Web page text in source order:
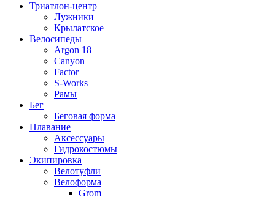
Триатлон-центр
Лужники
Крылатское
Велосипеды
Argon 18
Canyon
Factor
S-Works
Рамы
Бег
Беговая форма
Плавание
Аксессуары
Гидрокостюмы
Экипировка
Велотуфли
Велоформа
Grom